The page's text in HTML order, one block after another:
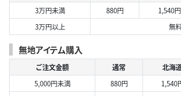
3万円未満
880円 1,540円
3万円以上
無
無地アイテム購入
ご注文金額 通常 北海
5,000円未満
880円 1,540